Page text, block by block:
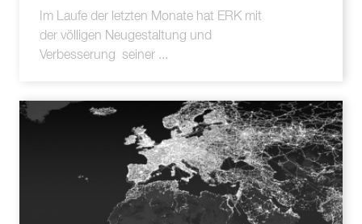
Im Laufe der letzten Monate hat ERK mit
der völligen Neugestaltung und
Verbesserung seiner ...